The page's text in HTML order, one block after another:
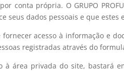
conta própria. O GRUPO
seus dados pessoais e que estes
acesso à informação e
registradas através do
à área privada do site, bastará